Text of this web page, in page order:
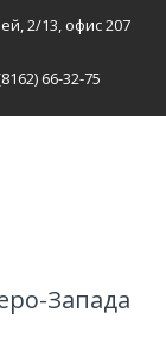
2/13, офис 207
66-32-75
Запада